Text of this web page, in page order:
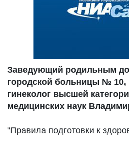
Заведующий родильным
городской больницы № 10,
гинеколог высшей
медицинских наук
"Правила подготовки к